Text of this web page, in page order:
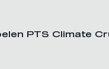
PTS Climate